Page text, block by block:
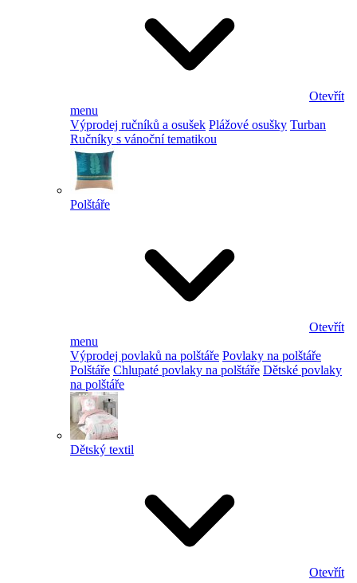
Otevřít
menu
Výprodej ručníků a osušek Plážové osušky Turban
Ručníky s vánoční tematikou
Polštáře
Otevřít
menu
Výprodej povlaků na polštáře Povlaky na polštáře
Polštáře Chlupaté povlaky na polštáře Dětské povlaky
na polštáře
Dětský textil
Otevřít